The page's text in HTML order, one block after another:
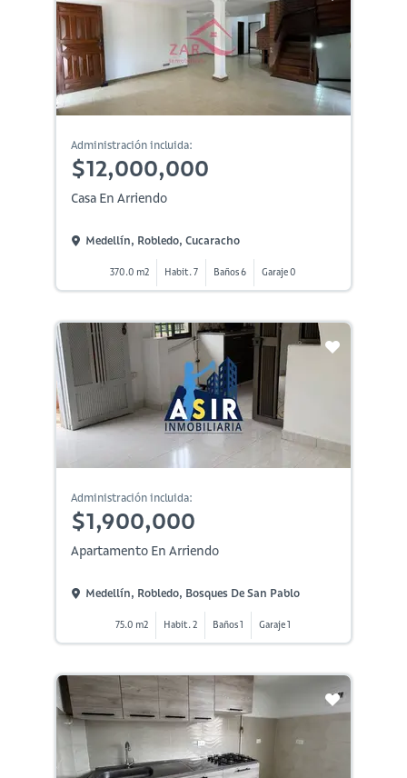
Administración incluida:
$12,000,000
Casa En Arriendo
Medellín, Robledo, Cucaracho
370.0 m2 Habit. 7 Baños 6 Garaje 0
Administración incluida:
$1,900,000
Apartamento En Arriendo
Medellín, Robledo, Bosques De San Pablo
75.0 m2 Habit. 2 Baños 1 Garaje 1